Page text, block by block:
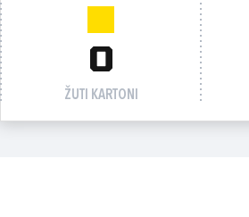
0
ŽUTI KARTONI